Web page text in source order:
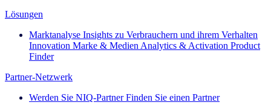
Lösungen
Marktanalyse Insights zu Verbrauchern und ihrem Verhalten
Innovation Marke & Medien Analytics & Activation Product
Finder
Partner-Netzwerk
Werden Sie NIQ-Partner Finden Sie einen Partner